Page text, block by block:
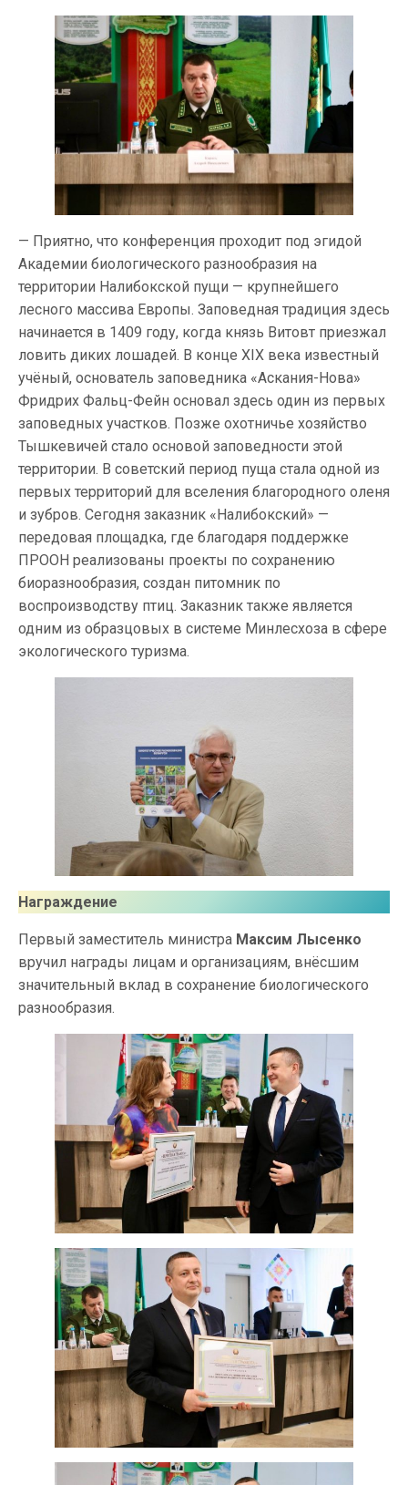
— Приятно, что конференция проходит под эгидой
Академии биологического разнообразия на
территории Налибокской пущи — крупнейшего
лесного массива Европы. Заповедная традиция здесь
начинается в 1409 году, когда князь Витовт приезжал
ловить диких лошадей. В конце XIX века известный
учёный, основатель заповедника «Аскания-Нова»
Фридрих Фальц-Фейн основал здесь один из первых
заповедных участков. Позже охотничье хозяйство
Тышкевичей стало основой заповедности этой
территории. В советский период пуща стала одной из
первых территорий для вселения благородного оленя
и зубров. Сегодня заказник «Налибокский» —
передовая площадка, где благодаря поддержке
ПРООН реализованы проекты по сохранению
биоразнообразия, создан питомник по
воспроизводству птиц. Заказник также является
одним из образцовых в системе Минлесхоза в сфере
экологического туризма.
Награждение
Первый заместитель министра Максим Лысенко
вручил награды лицам и организациям, внёсшим
значительный вклад в сохранение биологического
разнообразия.